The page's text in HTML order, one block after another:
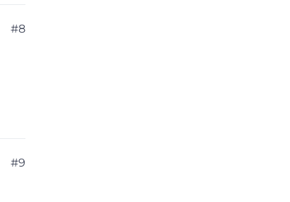
#8
#9